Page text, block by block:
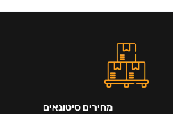
מחירים סיטונאים